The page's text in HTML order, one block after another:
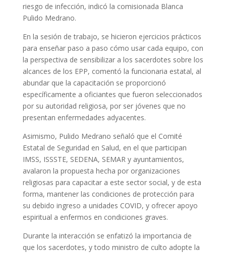
riesgo de infección, indicó la comisionada Blanca
Pulido Medrano.
En la sesión de trabajo, se hicieron ejercicios prácticos
para enseñar paso a paso cómo usar cada equipo, con
la perspectiva de sensibilizar a los sacerdotes sobre los
alcances de los EPP, comentó la funcionaria estatal, al
abundar que la capacitación se proporcionó
específicamente a oficiantes que fueron seleccionados
por su autoridad religiosa, por ser jóvenes que no
presentan enfermedades adyacentes.
Asimismo, Pulido Medrano señaló que el Comité
Estatal de Seguridad en Salud, en el que participan
IMSS, ISSSTE, SEDENA, SEMAR y ayuntamientos,
avalaron la propuesta hecha por organizaciones
religiosas para capacitar a este sector social, y de esta
forma, mantener las condiciones de protección para
su debido ingreso a unidades COVID, y ofrecer apoyo
espiritual a enfermos en condiciones graves.
Durante la interacción se enfatizó la importancia de
que los sacerdotes, y todo ministro de culto adopte la